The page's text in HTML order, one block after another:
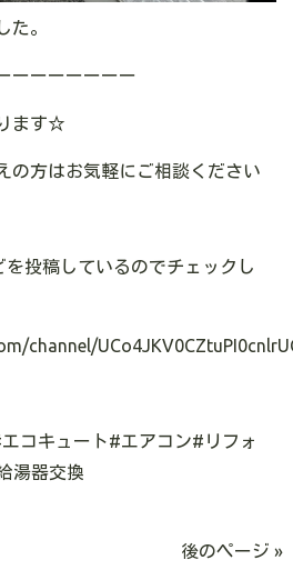
。
ーーーーーーー
ます☆
の方はお気軽にご相談ください
投稿しているのでチェックし
channel/
コキュート#エアコン#リフォ
湯器交換
後のページ »